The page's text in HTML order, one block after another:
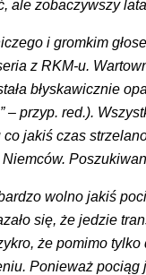
ale zobaczywszy
i gromkim
z RKM-u.
błyskawicznie
– przyp. red.).
jakiś czas
wolno jakiś
się, że jedzie
że pomimo
Ponieważ pociąg